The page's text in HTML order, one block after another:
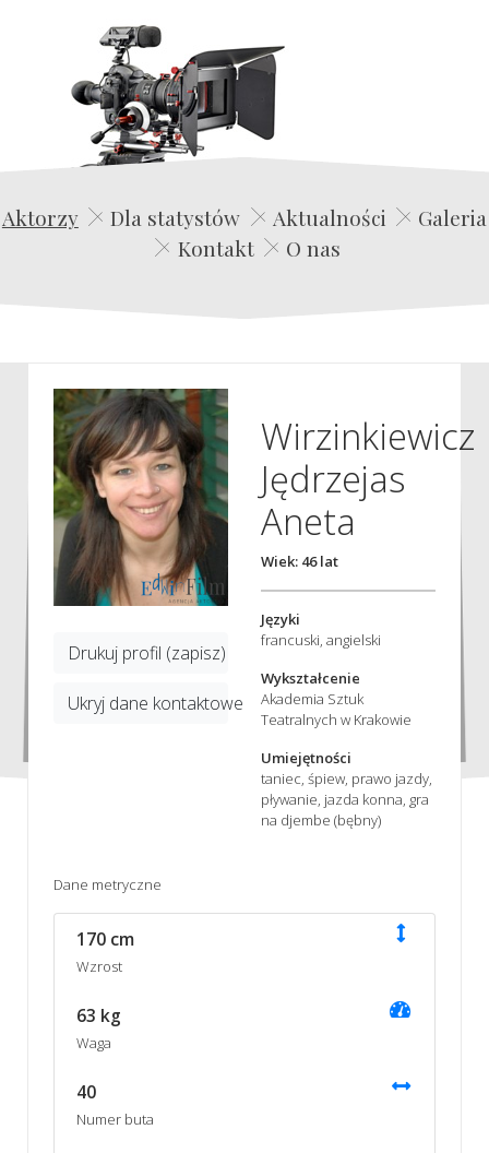
Edwin Film Agencja Aktorska
Aktorzy Dla statystów Aktualności
Galeria
Kontakt
O nas
Drukuj profil (zapisz)
Ukryj dane kontaktowe
Wirzinkiewicz
Jędrzejas
Aneta
Wiek: 46 lat
Języki
francuski, angielski
Wykształcenie
Akademia Sztuk
Teatralnych w Krakowie
Umiejętności
taniec, śpiew, prawo jazdy,
pływanie, jazda konna, gra
na djembe (bębny)
Dane metryczne
170 cm
Wzrost
63 kg
Waga
40
Numer buta